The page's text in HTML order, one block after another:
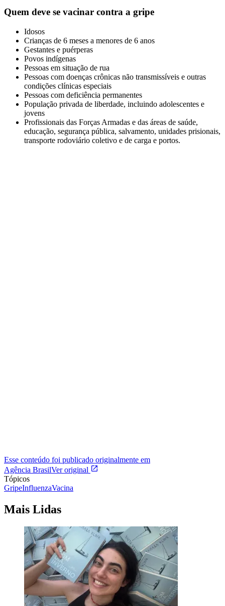
Quem deve se vacinar contra a gripe
Idosos
Crianças de 6 meses a menores de 6 anos
Gestantes e puérperas
Povos indígenas
Pessoas em situação de rua
Pessoas com doenças crônicas não transmissíveis e outras
condições clínicas especiais
Pessoas com deficiência permanentes
População privada de liberdade, incluindo adolescentes e
jovens
Profissionais das Forças Armadas e das áreas de saúde,
educação, segurança pública, salvamento, unidades prisionais,
transporte rodoviário coletivo e de carga e portos.
Esse conteúdo foi publicado originalmente em
Agência BrasilVer original
Tópicos
GripeInfluenzaVacina
Mais Lidas